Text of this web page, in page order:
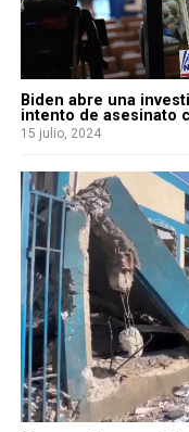
Biden abre una
intento de asesinato
15 julio, 2024